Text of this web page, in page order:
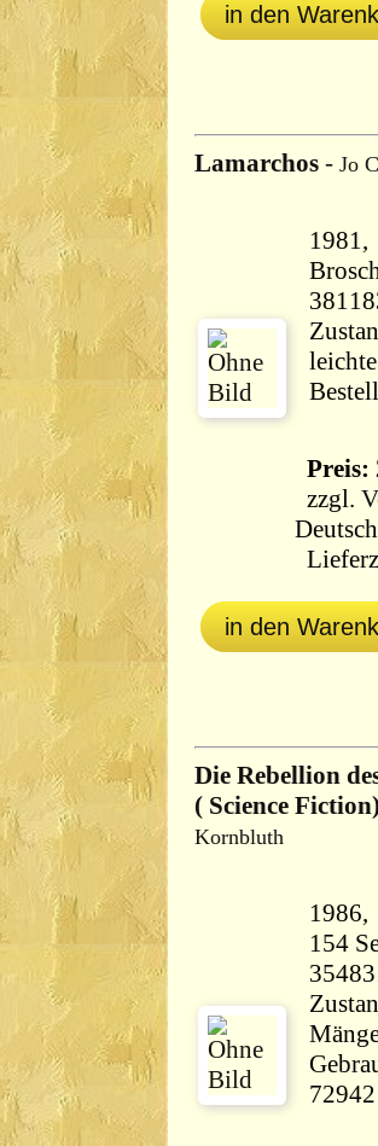
in den
Lamarchos - Jo
Preis:
zzgl.
in den
Die Rebellion
( Science
Kornbluth
154 Seiten
72942